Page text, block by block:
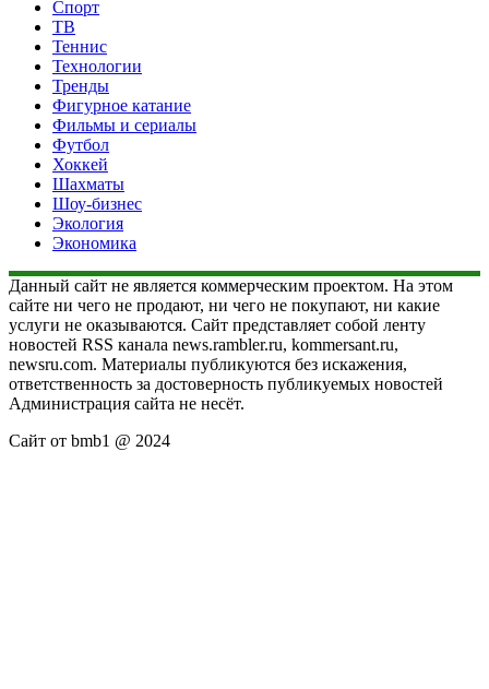
Спорт
ТВ
Теннис
Технологии
Тренды
Фигурное катание
Фильмы и сериалы
Футбол
Хоккей
Шахматы
Шоу-бизнес
Экология
Экономика
Данный сайт не является коммерческим проектом. На этом
сайте ни чего не продают, ни чего не покупают, ни какие
услуги не оказываются. Сайт представляет собой ленту
новостей RSS канала news.rambler.ru, kommersant.ru,
newsru.com. Материалы публикуются без искажения,
ответственность за достоверность публикуемых новостей
Администрация сайта не несёт.
Сайт от bmb1 @ 2024